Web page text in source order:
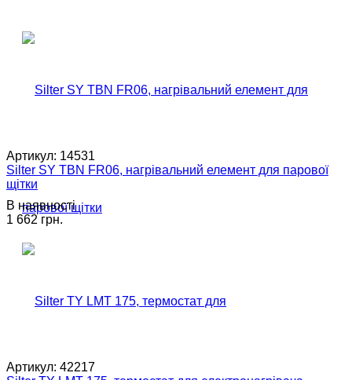
Артикул: 14531
Silter SY TBN FR06, нагрівальний елемент для парової
щітки
В наявності
1 662 грн.
Артикул: 42217